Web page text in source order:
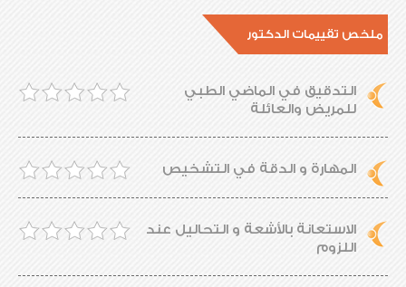
ملخص تقييمات الدكتور
التدقيق في الماضي الطبي
للمريض والعائلة
المهارة و الدقة في التشخيص
الاستعانة بالأشعة و التحاليل عند
اللزوم